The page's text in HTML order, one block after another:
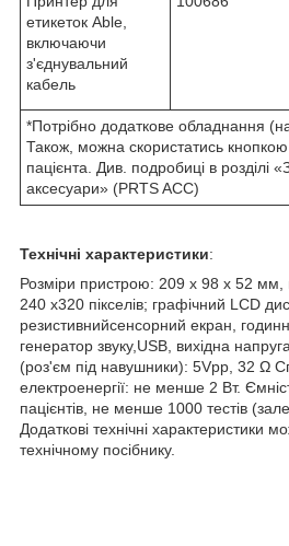
етикеток Able,
включаючи
з'єднувальний
кабель
*Потрібно додаткове обладнання
Також, можна скористатись кнопкою
пацієнта. Див. подробиці в розділі
аксесуари» (PRTS ACC)
Технічні характеристики:
Розміри пристрою: 209 x 98 x 52 мм,
240 x320 пікселів; графічний LCD
резистивнийсенсорний екран,
генератор звуку,USB, вихідна
(роз'єм під навушники): 5Vpp, 32 Ω
електроенергії: не менше 2 Вт.
пацієнтів, не менше 1000 тестів
Додаткові технічні характеристики
технічному посібнику.